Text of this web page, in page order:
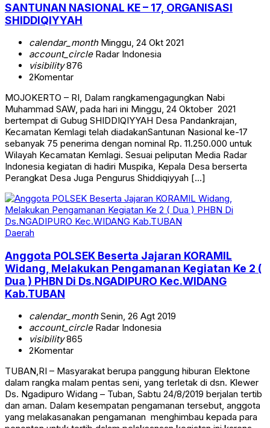
SANTUNAN NASIONAL KE – 17, ORGANISASI
SHIDDIQIYYAH
calendar_monthMinggu, 24 Okt 2021
account_circleRadar Indonesia
visibility876
2Komentar
MOJOKERTO – RI, Dalam rangkamengagungkan Nabi
Muhammad SAW, pada hari ini Minggu, 24 Oktober 2021
bertempat di Gubug SHIDDIQIYYAH Desa Pandankrajan,
Kecamatan Kemlagi telah diadakanSantunan Nasional ke-17
sebanyak 75 penerima dengan nominal Rp. 11.250.000 untuk
Wilayah Kecamatan Kemlagi. Sesuai peliputan Media Radar
Indonesia kegiatan di hadiri Muspika, Kepala Desa berserta
Perangkat Desa Juga Pengurus Shiddiqiyyah […]
Daerah
Anggota POLSEK Beserta Jajaran KORAMIL
Widang, Melakukan Pengamanan Kegiatan Ke 2 (
Dua ) PHBN Di Ds.NGADIPURO Kec.WIDANG
Kab.TUBAN
calendar_monthSenin, 26 Agt 2019
account_circleRadar Indonesia
visibility865
2Komentar
TUBAN,RI – Masyarakat berupa panggung hiburan Elektone
dalam rangka malam pentas seni, yang terletak di dsn. Klewer
Ds. Ngadipuro Widang – Tuban, Sabtu 24/8/2019 berjalan tertib
dan aman. Dalam kesempatan pengamanan tersebut, anggota
yang melakasanakan pengamanan menghimbau kepada para